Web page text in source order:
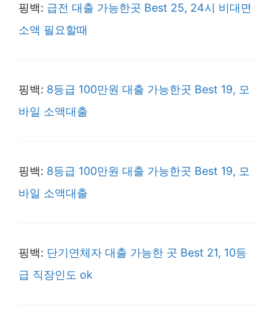
핑백: 급전 대출 가능한곳 Best 25, 24시 비대면
소액 필요할때
핑백: 8등급 100만원 대출 가능한곳 Best 19, 모
바일 소액대출
핑백: 8등급 100만원 대출 가능한곳 Best 19, 모
바일 소액대출
핑백: 단기연체자 대출 가능한 곳 Best 21, 10등
급 직장인도 ok